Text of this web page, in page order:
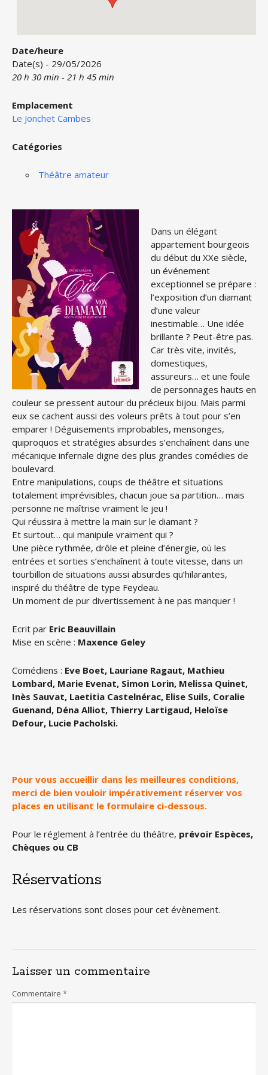
Date/heure
Date(s) - 29/05/2026
20 h 30 min - 21 h 45 min
Emplacement
Le Jonchet Cambes
Catégories
Théâtre amateur
Dans un élégant
appartement bourgeois
du début du XXe siècle,
un événement
exceptionnel se prépare :
l’exposition d’un diamant
d’une valeur
inestimable… Une idée
brillante ? Peut-être pas.
Car très vite, invités,
domestiques,
assureurs… et une foule
de personnages hauts en
couleur se pressent autour du précieux bijou. Mais parmi
eux se cachent aussi des voleurs prêts à tout pour s’en
emparer ! Déguisements improbables, mensonges,
quiproquos et stratégies absurdes s’enchaînent dans une
mécanique infernale digne des plus grandes comédies de
boulevard.
Entre manipulations, coups de théâtre et situations
totalement imprévisibles, chacun joue sa partition… mais
personne ne maîtrise vraiment le jeu !
Qui réussira à mettre la main sur le diamant ?
Et surtout… qui manipule vraiment qui ?
Une pièce rythmée, drôle et pleine d’énergie, où les
entrées et sorties s’enchaînent à toute vitesse, dans un
tourbillon de situations aussi absurdes qu’hilarantes,
inspiré du théâtre de type Feydeau.
Un moment de pur divertissement à ne pas manquer !
Ecrit par Eric Beauvillain
Mise en scène : Maxence Geley
Comédiens : Eve Boet, Lauriane Ragaut, Mathieu
Lombard, Marie Evenat, Simon Lorin, Melissa Quinet,
Inès Sauvat, Laetitia Castelnérac, Elise Suils, Coralie
Guenand, Déna Alliot, Thierry Lartigaud, Heloïse
Defour, Lucie Pacholski.
Pour vous accueillir dans les meilleures conditions,
merci de bien vouloir impérativement réserver vos
places en utilisant le formulaire ci-dessous.
Pour le réglement à l’entrée du théâtre, prévoir Espèces,
Chèques ou CB
Réservations
Les réservations sont closes pour cet évènement.
Laisser un commentaire
Commentaire *